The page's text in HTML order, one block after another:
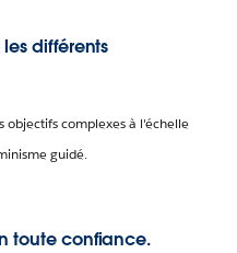
différents
objectifs complexes à l'échelle
guidé.
toute confiance.